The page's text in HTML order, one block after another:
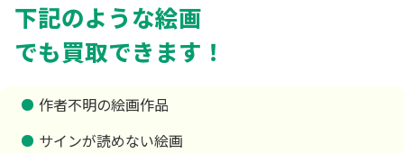
下記のような絵画
でも買取できます！
作者不明の絵画作品
サインが読めない絵画